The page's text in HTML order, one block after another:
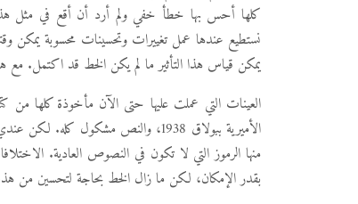
كلها أحس بها خطأ خفي ولم أرد أن أقع في مثل
نستطيع عندها عمل تغييرات وتحسينات محسوبة يمكن
يمكن قياس هذا التأثير ما لم يكن الخط قد اكتمل. مع
العينات التي عملت عليها حتى الآن مأخوذة كلها من
الأميرية ببولاق 1938، والنص
منها الرموز التي لا تكون في النصوص العادية.
بقدر الإمكان، لكن ما زال الخط بحاجة لتحسين من